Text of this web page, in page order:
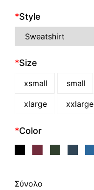
*Style
*Size
xsmall small
xlarge xxlarge
*Color
Σύνολο